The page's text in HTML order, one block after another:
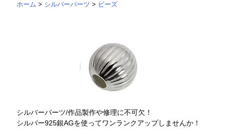
ホーム > シルバーパーツ > ビーズ
シルバーパーツ/作品製作や修理に不可欠！
シルバー925銀AGを使ってワンランクアップしませんか！